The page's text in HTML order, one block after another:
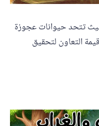
تتحد حيوانات عجوزة
التعاون لتحقيق